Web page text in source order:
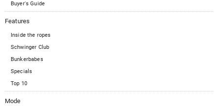
Buyer's Guide
Features
Inside the ropes
Schwinger Club
Bunkerbabes
Specials
Top 10
Mode